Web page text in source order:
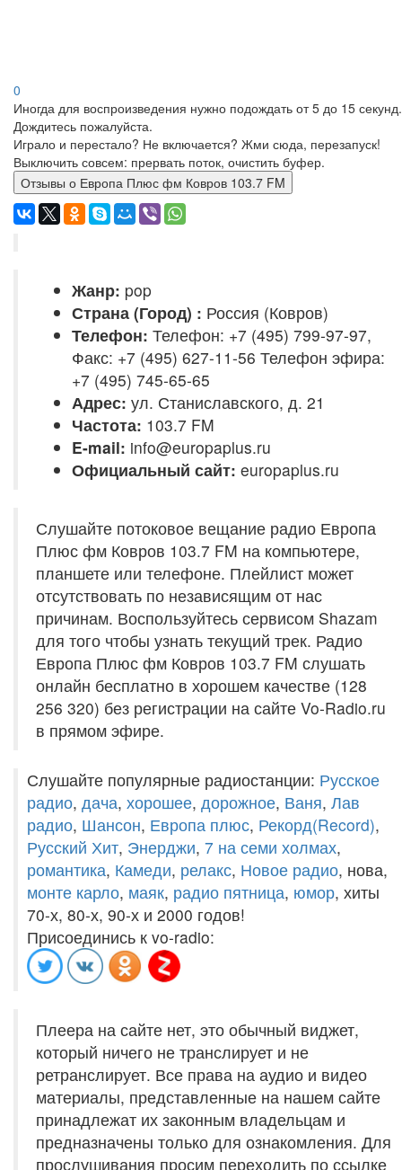
0
Иногда для воспроизведения нужно подождать от 5 до 15 секунд.
Дождитесь пожалуйста.
Играло и перестало? Не включается? Жми сюда, перезапуск!
Выключить совсем: прервать поток, очистить буфер.
Отзывы о Европа Плюс фм Ковров 103.7 FM
Жанр: pop
Страна (Город) : Россия (Ковров)
Телефон: Телефон: +7 (495) 799-97-97,
Факс: +7 (495) 627-11-56 Телефон эфира:
+7 (495) 745-65-65
Адрес: ул. Станиславского, д. 21
Частота: 103.7 FM
E-mail: info@europaplus.ru
Официальный сайт: europaplus.ru
Слушайте потоковое вещание радио Европа
Плюс фм Ковров 103.7 FM на компьютере,
планшете или телефоне. Плейлист может
отсутствовать по независящим от нас
причинам. Воспользуйтесь сервисом Shazam
для того чтобы узнать текущий трек. Радио
Европа Плюс фм Ковров 103.7 FM слушать
онлайн бесплатно в хорошем качестве (128
256 320) без регистрации на сайте Vo-Radio.ru
в прямом эфире.
Слушайте популярные радиостанции: Русское
радио, дача, хорошее, дорожное, Ваня, Лав
радио, Шансон, Европа плюс, Рекорд(Record),
Русский Хит, Энерджи, 7 на семи холмах,
романтика, Камеди, релакс, Новое радио, нова,
монте карло, маяк, радио пятница, юмор, хиты
70-х, 80-х, 90-х и 2000 годов!
Присоединись к vo-radio:
Плеера на сайте нет, это обычный виджет,
который ничего не транслирует и не
ретранслирует. Все права на аудио и видео
материалы, представленные на нашем сайте
принадлежат их законным владельцам и
предназначены только для ознакомления. Для
прослушивания просим переходить по ссылке